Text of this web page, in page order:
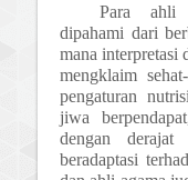
Para ahli
dipahami dari
mana interpretasi
mengklaim
pengaturan
jiwa
dengan
beradaptasi